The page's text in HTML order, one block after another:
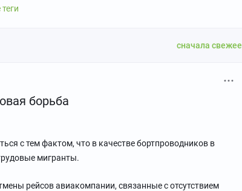
теги
сначала свежее
борьба
с тем фактом, что в качестве бортпроводников в
мигранты.
рейсов авиакомпании, связанные с отсутствием